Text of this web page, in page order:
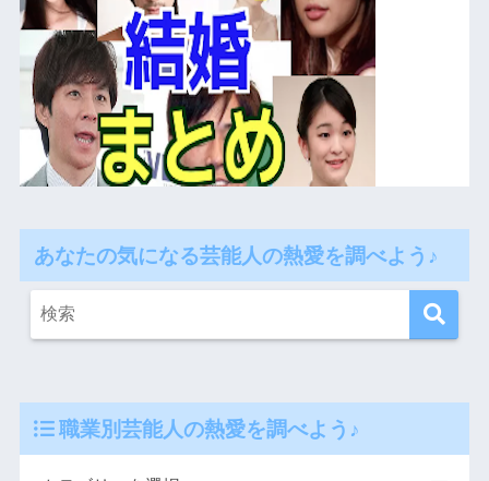
あなたの気になる芸能人の熱愛を調べよう♪
職業別芸能人の熱愛を調べよう♪